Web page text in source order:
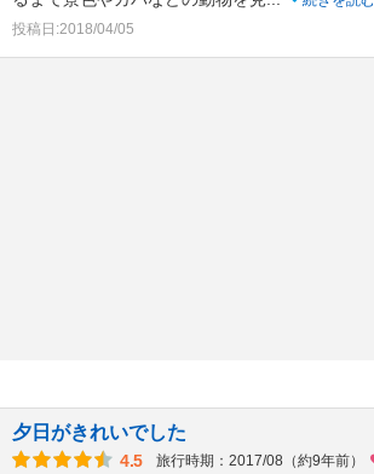
投稿日:2018/04/05
夕日がきれいでした
4.5 旅行時期：2017/08（約9年前）